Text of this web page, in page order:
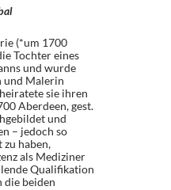
(*um 1700
Tochter eines
und wurde
und Malerin
sie ihren
Aberdeen, gest.
und
– jedoch so
haben,
als Mediziner
Qualifikation
die beiden